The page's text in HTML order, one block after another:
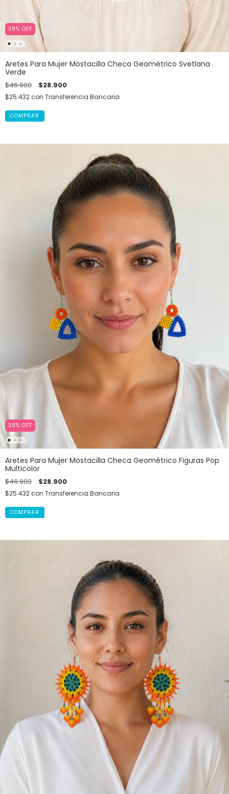
38% OFF
Aretes Para Mujer Mostacilla Checa Geométrico Svetlana
Verde
$46.900 $28.900
$25.432con Transferencia Bancaria
38% OFF
Aretes Para Mujer Mostacilla Checa Geométrico Figuras Pop
Multicolor
$46.900 $28.900
$25.432con Transferencia Bancaria